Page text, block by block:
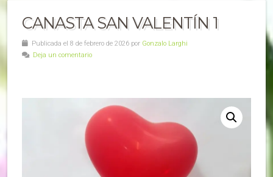
CANASTA SAN VALENTÍN 1
Publicada el 8 de febrero de 2026 por Gonzalo Larghi
Deja un comentario